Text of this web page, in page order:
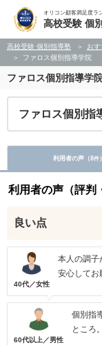
オリコン顧客満足度ラ
高校受験 個
高校受験 個別指導塾
お
ファロス個別指導学院
ファロス個別指導学
ファロス個別指
利用者の声（8件）
利用者の声（評判
良い点
40代／女性
本人の調子
安心してお
60代以上／男性
個別指
ところ。